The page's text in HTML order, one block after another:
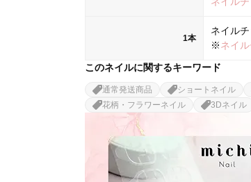
1本
ネイル
※ネイ
このネイルに関するキーワード
通常発送商品 ショートネイル
花柄・フラワーネイル
3Dネイル